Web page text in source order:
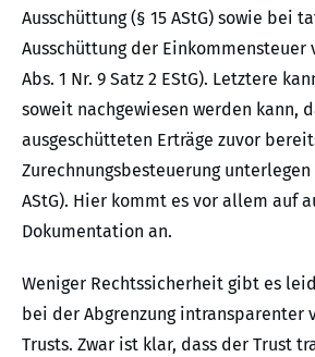
Ausschüttung (§ 15 AStG) sowie bei
Ausschüttung der Einkommensteuer
Abs. 1 Nr. 9 Satz 2 EStG). Letztere
soweit nachgewiesen werden kann,
ausgeschütteten Erträge zuvor
Zurechnungsbesteuerung unterlegen
AStG). Hier kommt es vor allem auf
Dokumentation an.
Weniger Rechtssicherheit gibt es
bei der Abgrenzung intransparenter
Trusts. Zwar ist klar, dass der Trust